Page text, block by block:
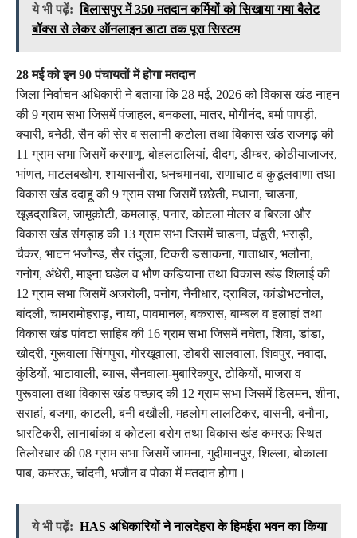
ये भी पढ़ें: बिलासपुर में 350 मतदान कर्मियों को सिखाया गया बैलेट
बॉक्स से लेकर ऑनलाइन डाटा तक पूरा सिस्टम
28 मई को इन 90 पंचायतों में होगा मतदान
जिला निर्वाचन अधिकारी ने बताया कि 28 मई, 2026 को विकास खंड नाहन
की 9 ग्राम सभा जिसमें पंजाहल, बनकला, मातर, मोगीनंद, बर्मा पापड़ी,
क्यारी, बनेठी, सैन की सेर व सलानी कटोला तथा विकास खंड राजगढ़ की
11 ग्राम सभा जिसमें करगाणू, बोहलटालियां, दीदग, डीम्बर, कोठीयाजाजर,
भांणत, माटलबखोग, शायासनौरा, धनचमानवा, राणाघाट व कुडूलवाणा तथा
विकास खंड ददाहू की 9 ग्राम सभा जिसमें छछेती, मधाना, चाडना,
खूडद्राबिल, जामूकोटी, कमलाड़, पनार, कोटला मोलर व बिरला और
विकास खंड संगड़ाह की 13 ग्राम सभा जिसमें चाडना, घंडूरी, भराड़ी,
चैकर, भाटन भजौन्ड, सैर तंदुला, टिकरी डसाकना, गाताधार, भलौना,
गनोग, अंधेरी, माइना घडेल व भौण कडियाना तथा विकास खंड शिलाई की
12 ग्राम सभा जिसमें अजरोली, पनोग, नैनीधार, द्राबिल, कांडोभटनोल,
बांदली, चामरामोहराड़, नाया, पावमानल, बकरास, बाम्बल व हलाहां तथा
विकास खंड पांवटा साहिब की 16 ग्राम सभा जिसमें नघेता, शिवा, डांडा,
खोदरी, गुरूवाला सिंगपुरा, गोरखूवाला, डोबरी सालवाला, शिवपुर, नवादा,
कुंडियों, भाटावाली, ब्यास, सैनवाला-मुबारिकपुर, टोकियों, माजरा व
पुरूवाला तथा विकास खंड पच्छाद की 12 ग्राम सभा जिसमें डिलमन, शीना,
सराहां, बजगा, काटली, बनी बखौली, महलोग लालटिकर, वासनी, बनौना,
धारटिकरी, लानाबांका व कोटला बरोग तथा विकास खंड कमरऊ स्थित
तिलोरधार की 08 ग्राम सभा जिसमें जामना, गुदीमानपुर, शिल्ला, बोकाला
पाब, कमरऊ, चांदनी, भजौन व पोका में मतदान होगा।
ये भी पढ़ें: HAS अधिकारियों ने नालदेहरा के हिमईरा भवन का किया